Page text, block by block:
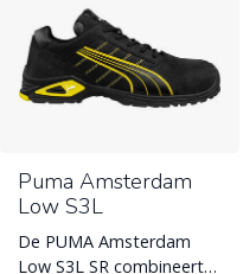
Puma Amsterdam
Low S3L
De PUMA Amsterdam
Low S3L SR combineert